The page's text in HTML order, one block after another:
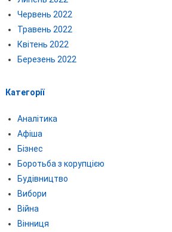
Червень 2022
Травень 2022
Квітень 2022
Березень 2022
Категорії
Аналітика
Афіша
Бізнес
Боротьба з корупцією
Будівництво
Вибори
Війна
Вінниця